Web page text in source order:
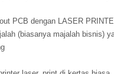
PCB dengan LASER
(biasanya majalah bisnis)